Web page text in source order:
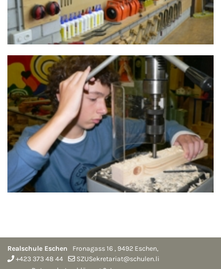
Realschule Eschen Fronagass 16 , 9492 Eschen,
+423 373 48 44
SZUSekretariat@schulen.li